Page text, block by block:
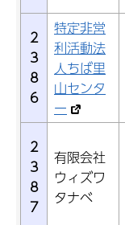
2
3
8
6
特定非営
利活動法
人ちば里
山センタ
ー
2
3
8
7
有限会社
ウィズワ
タナベ